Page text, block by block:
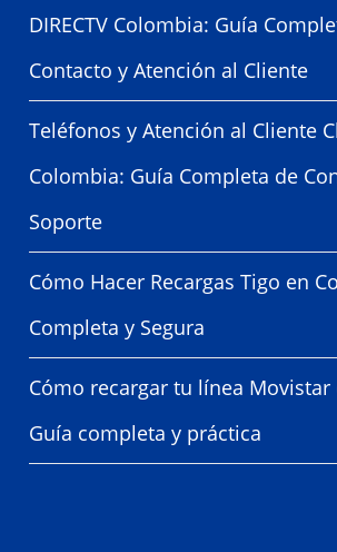
DIRECTV Colombia: Guía
Contacto y Atención al Cliente
Teléfonos y Atención al Cliente
Colombia: Guía Completa de
Soporte
Cómo Hacer Recargas Tigo en
Completa y Segura
Cómo recargar tu línea Movistar
Guía completa y práctica